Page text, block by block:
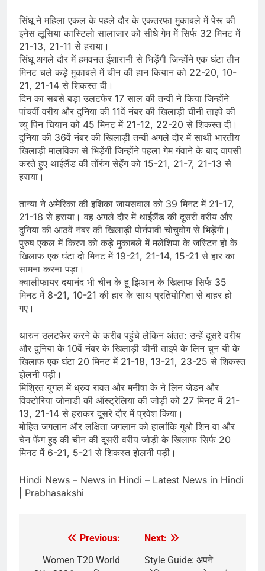
सिंधू ने महिला एकल के पहले दौर के एकतरफा मुकाबले में पेरू की
इनेस लूसिया कास्टिलो सालाजार को सीधे गेम में सिर्फ 32 मिनट में
21-13, 21-11 से हराया।
सिंधू अगले दौर में हमवनत ईशारानी से भिड़ेंगी जिन्होंने एक घंटा तीन
मिनट चले कड़े मुकाबले में चीन की हान कियान को 22-20, 10-
21, 21-14 से शिकस्त दी।
दिन का सबसे बड़ा उलटफेर 17 साल की तन्वी ने किया जिन्होंने
पांचवीं वरीय और दुनिया की 11वें नंबर की खिलाड़ी चीनी ताइपे की
च्यु पिन चियान को 45 मिनट में 21-12, 22-20 से शिकस्त दी।
दुनिया की 36वें नंबर की खिलाड़ी तन्वी अगले दौर में साथी भारतीय
खिलाड़ी मालविका से भिड़ेंगी जिन्होंने पहला गेम गंवाने के बाद वापसी
करते हुए थाईलैंड की तोंरुंग सेहेंग को 15-21, 21-7, 21-13 से
हराया।
तान्या ने अमेरिका की इशिका जायसवाल को 39 मिनट में 21-17,
21-18 से हराया। वह अगले दौर में थाईलैंड की दूसरी वरीय और
दुनिया की आठवें नंबर की खिलाड़ी पोर्नपावी चोचुवोंग से भिड़ेंगी।
पुरुष एकल में किरण को कड़े मुकाबले में मलेशिया के जस्टिन हो के
खिलाफ एक घंटा दो मिनट में 19-21, 21-14, 15-21 से हार का
सामना करना पड़ा।
क्वालीफायर दयानंद भी चीन के हू झिआन के खिलाफ सिर्फ 35
मिनट में 8-21, 10-21 की हार के साथ प्रतियोगिता से बाहर हो
गए।
थारुन उलटफेर करने के करीब पहुंचे लेकिन अंतत: उन्हें दूसरे वरीय
और दुनिया के 10वें नंबर के खिलाड़ी चीनी ताइपे के लिन चुन यी के
खिलाफ एक घंटा 20 मिनट में 21-18, 13-21, 23-25 से शिकस्त
झेलनी पड़ी।
मिश्रित युगल में ध्रुव रावत और मनीषा के ने लिन जेडन और
विक्टोरिया जोनाडी की ऑस्ट्रेलिया की जोड़ी को 27 मिनट में 21-
13, 21-14 से हराकर दूसरे दौर में प्रवेश किया।
मोहित जगलान और लक्षिता जगलान को हालांकि गुओ शिन वा और
चेन फेंग हुइ की चीन की दूसरी वरीय जोड़ी के खिलाफ सिर्फ 20
मिनट में 6-21, 5-21 से शिकस्त झेलनी पड़ी।
​Hindi News – News in Hindi – Latest News in Hindi
| Prabhasakshi
navigation
Previous:
Women T20 World
Next:
Style Guide: अपने